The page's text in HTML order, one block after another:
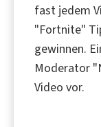
fast jedem
"Fortnite"
gewinnen.
Moderator
Video vor.